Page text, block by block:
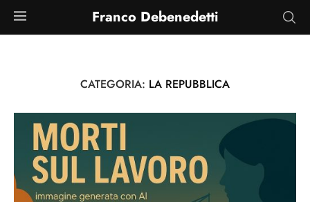
Franco Debenedetti
CATEGORIA: LA REPUBBLICA